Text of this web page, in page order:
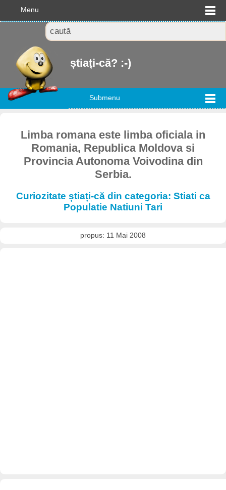
Menu
știați-că? :-)
Submenu
Limba romana este limba oficiala in
Romania, Republica Moldova si
Provincia Autonoma Voivodina din
Serbia.
Curiozitate știați-că din categoria: Stiati ca
Populatie Natiuni Tari
propus: 11 Mai 2008